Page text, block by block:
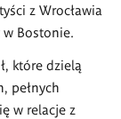
z Wrocławia
Bostonie.
które dzielą
pełnych
w relacje z